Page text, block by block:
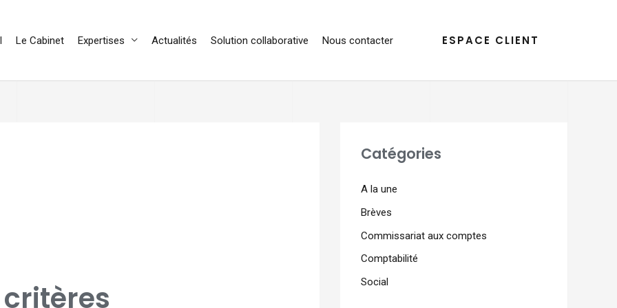
Le Cabinet Expertises Actualités Solution collaborative Nous contacter ESPACE CLIENT
Catégories
A la une
Brèves
Commissariat aux comptes
Comptabilité
Social